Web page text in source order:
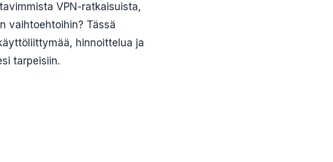
VPN-ratkaisuista,
vaihtoehtoihin? Tässä
hinnoittelua ja
tarpeisiin.